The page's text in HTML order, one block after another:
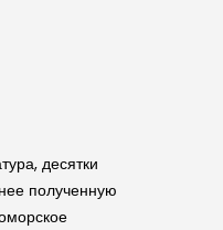
десятки
полученную